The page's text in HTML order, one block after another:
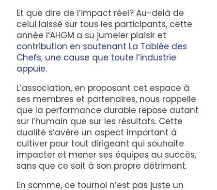
Et que dire de l’impact réel? Au-delà de
celui laissé sur tous les participants, cette
année l’AHGM a su jumeler plaisir et
contribution en soutenant La Tablée des
Chefs, une cause que toute l’industrie
appuie.
L’association, en proposant cet espace à
ses membres et partenaires, nous rappelle
que la performance durable repose autant
sur l’humain que sur les résultats. Cette
dualité s’avère un aspect important à
cultiver pour tout dirigeant qui souhaite
impacter et mener ses équipes au succès,
sans que ce soit à son propre détriment.
En somme, ce tournoi n’est pas juste un